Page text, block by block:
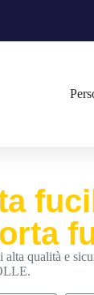
alta qualità e